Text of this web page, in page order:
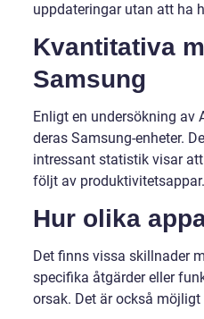
uppdateringar utan att ha
Kvantitativa
Samsung
Enligt en undersökning av
deras Samsung-enheter.
intressant statistik visar
följt av produktivitetsappar.
Hur olika
Det finns vissa skillnader
specifika åtgärder eller
orsak. Det är också